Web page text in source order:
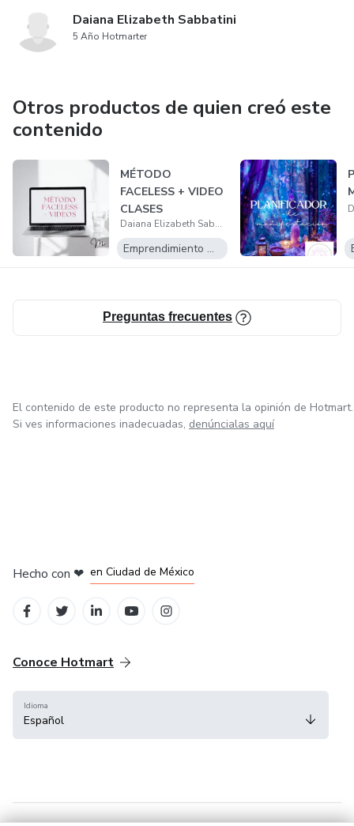
Daiana Elizabeth Sabbatini
5 Año Hotmarter
Otros productos de quien creó este
contenido
MÉTODO
FACELESS + VIDEO
CLASES
Daiana Elizabeth Sabbatini
Emprendimiento Digital
Preguntas frecuentes
El contenido de este producto no representa la opinión de Hotmart.
Si ves informaciones inadecuadas, denúncialas aquí
Hecho con ❤ en Ciudad de México
Conoce Hotmart
Idioma
Español